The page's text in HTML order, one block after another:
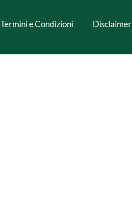
Termini e Condizioni Disclaimer